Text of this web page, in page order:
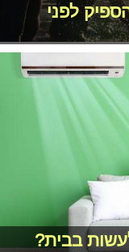
לפני
בבית?